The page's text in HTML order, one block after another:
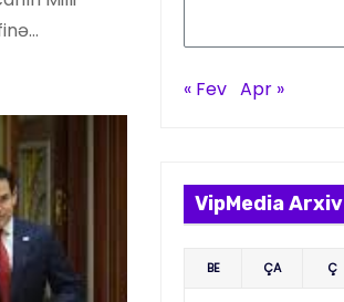
« Fev Apr »
VipMedia Arxiv
BE ÇA Ç